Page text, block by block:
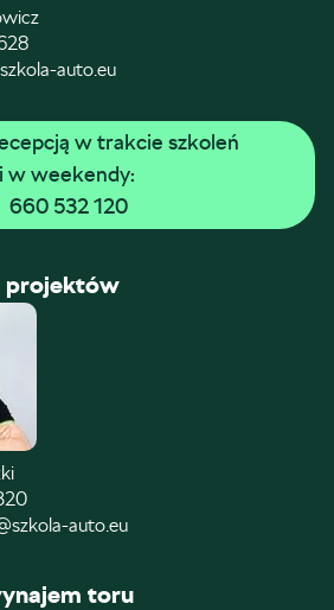
auto.eu
w trakcie szkoleń
i w weekendy:
660 532 120
projektów
auto.eu
toru